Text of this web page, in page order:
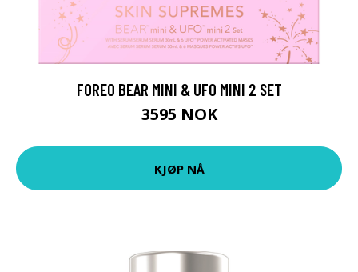
FOREO BEAR MINI & UFO MINI 2 SET
3595 NOK
KJØP NÅ